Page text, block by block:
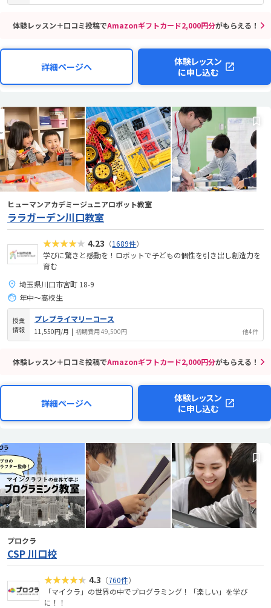
体験レッスン＋口コミ投稿でAmazonギフトカード2,000円分がもらえる！
詳細ページへ
体験レッスン
に申し込む
ヒューマンアカデミージュニアロボット教室
ララガーデン川口教室
★★★★★ 4.23 （1689件）
学びに驚きと感動を！ロボットで子どもの個性を引き出し創造力を
育む
埼玉県川口市宮町 18-9
年中～高校生
授業
情報
プレプライマリーコース
11,550円/月 | 初期費用 49,500円 他4件
体験レッスン＋口コミ投稿でAmazonギフトカード2,000円分がもらえる！
詳細ページへ
体験レッスン
に申し込む
プロクラ
CSP 川口校
★★★★★ 4.3 （760件）
「マイクラ」の世界の中でプログラミング！「楽しい」を学び
に！！